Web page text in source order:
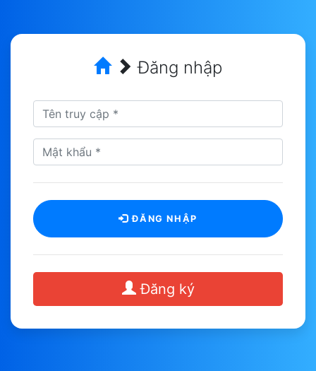
Đăng nhập
ĐĂNG NHẬP
Đăng ký